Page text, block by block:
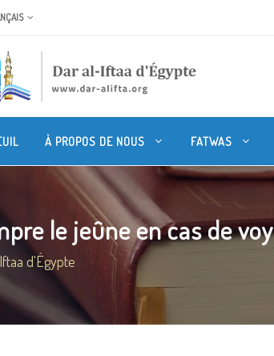
À PROPOS DE NOUS FATWAS
le jeûne en cas de
d'Égypte